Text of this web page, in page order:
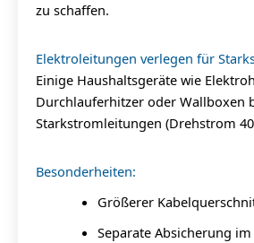
zu schaffen.
Elektroleitungen verlegen für
Einige Haushaltsgeräte wie
Durchlauferhitzer oder Wallboxen
Starkstromleitungen (Drehstrom
Besonderheiten:
Größerer
Separate Absicherung